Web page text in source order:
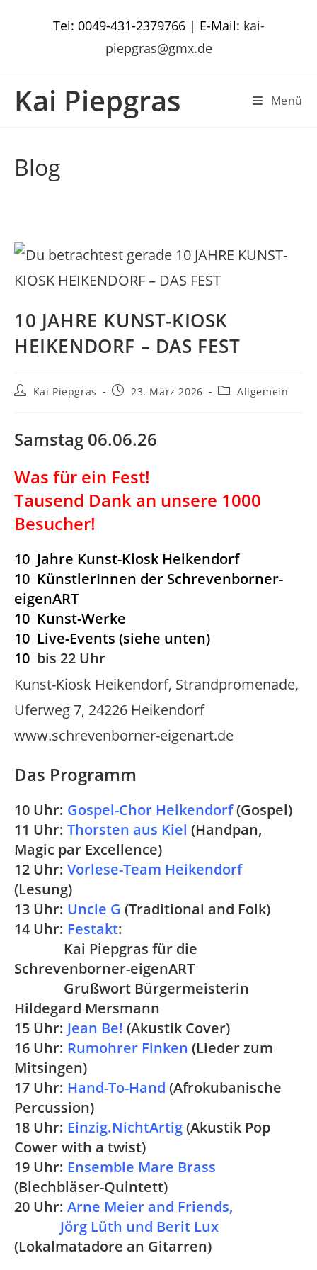
Tel: 0049-431-2379766 | E-Mail: kai-
piepgras@gmx.de
Kai Piepgras Menü
Blog
10 JAHRE KUNST-KIOSK
HEIKENDORF – DAS FEST
Beitrags-
Kai Piepgras
Beitrag23. März 2026
Beitrags-
Allgemein
Samstag 06.06.26
Was für ein Fest!
Tausend Dank an unsere 1000
Besucher!
10 Jahre Kunst-Kiosk Heikendorf
10 KünstlerInnen der Schrevenborner-
eigenART
10 Kunst-Werke
10 Live-Events (siehe unten)
10 bis 22 Uhr
Kunst-Kiosk Heikendorf, Strandpromenade,
Uferweg 7, 24226 Heikendorf
www.schrevenborner-eigenart.de
Das Programm
10 Uhr: Gospel-Chor Heikendorf(Gospel)
11 Uhr: Thorsten aus Kiel (Handpan,
Magic par Excellence)
12 Uhr: Vorlese-Team Heikendorf
(Lesung)
13 Uhr: Uncle G (Traditional and Folk)
14 Uhr: Festakt:
Kai Piepgras für die
Schrevenborner-eigenART
Grußwort Bürgermeisterin
Hildegard Mersmann
15 Uhr: Jean Be! (Akustik Cover)
16 Uhr: Rumohrer Finken (Lieder zum
Mitsingen)
17 Uhr: Hand-To-Hand (Afrokubanische
Percussion)
18 Uhr: Einzig.NichtArtig(Akustik Pop
Cower with a twist)
19 Uhr: Ensemble Mare Brass
(Blechbläser-Quintett)
20 Uhr: Arne Meier and Friends,
Jörg Lüth und Berit Lux
(Lokalmatadore an Gitarren)